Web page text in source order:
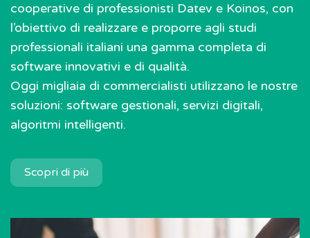
cooperative di professionisti Datev e Koinos, con
l’obiettivo di realizzare e proporre agli studi
professionali italiani una gamma completa di
software innovativi e di qualità.
Oggi migliaia di commercialisti utilizzano le nostre
soluzioni: software gestionali, servizi digitali,
algoritmi intelligenti.
Scopri di più